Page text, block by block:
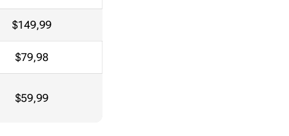
$149,99
$79,98
$59,99